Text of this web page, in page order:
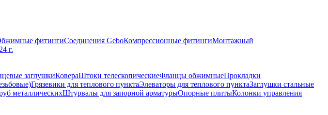
фитингиСоединения GeboКомпрессионные фитингиМонтажный
г.
заглушкиКовераШтоки телескопическиеФланцы обжимныеПрокладки
Грязевики для теплового пунктаЭлеваторы для теплового пунктаЗаглушки стальные
металлическихШтурвалы для запорной арматурыОпорные плитыКолонки управления